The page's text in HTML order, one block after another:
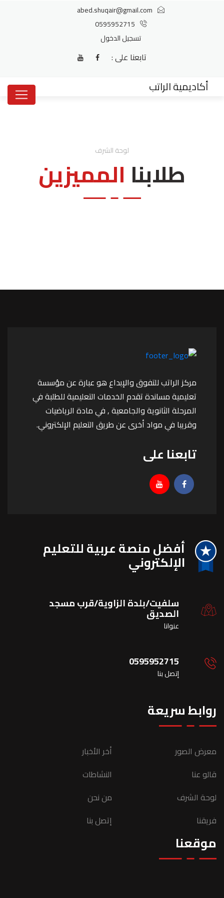
abed.shuqair@gmail.com
0595952715
تسجيل الدخول
تابعنا على :
أكاديمية الراتب
لوحة الشرف
طلابنا المميزين
مركز الراتب للتفوق والإبداع هو عبارة عن مؤسسة
تعليمية مساندة تقدم الخدمات التعليمية للطلبة في
المرحلة الثانوية والجامعية , في مادة الرياضيات
وقريبا في مواد أخرى عن طريق التعليم الإلكتروني.
تابعنا على
أفضل منصة عربية للتعليم
اﻹلكتروني
سلفيت/بلدة الزاوية/قرب مسجد
الصديق
عنوانا
0595952715
إتصل بنا
روابط سريعة
أخر الأخبار
النشاطات
من نحن
إتصل بنا
معرض الصور
قالو عنا
لوحة الشرف
فريقنا
موقعنا